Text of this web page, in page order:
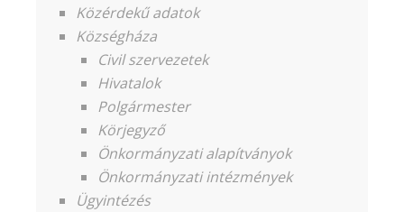
Közérdekű adatok
Községháza
Civil szervezetek
Hivatalok
Polgármester
Körjegyző
Önkormányzati alapítványok
Önkormányzati intézmények
Ügyintézés